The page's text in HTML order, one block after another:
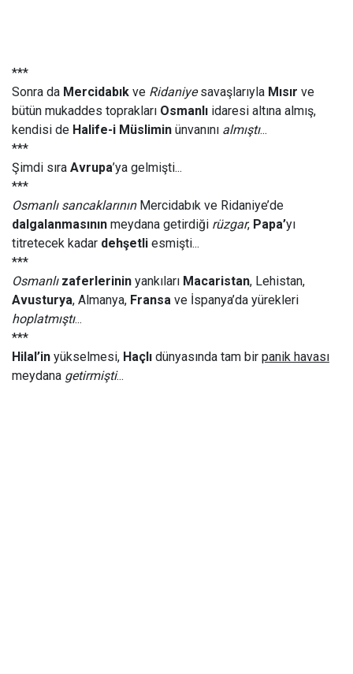
***
Sonra da Mercidabık ve Ridaniye savaşlarıyla Mısır ve
bütün mukaddes toprakları Osmanlı idaresi altına almış,
kendisi de Halife-i Müslimin ünvanını almıştı...
***
Şimdi sıra Avrupa’ya gelmişti...
***
Osmanlı sancaklarının Mercidabık ve Ridaniye’de
dalgalanmasının meydana getirdiği rüzgar, Papa’yı
titretecek kadar dehşetli esmişti...
***
Osmanlı zaferlerinin yankıları Macaristan, Lehistan,
Avusturya, Almanya, Fransa ve İspanya’da yürekleri
hoplatmıştı...
***
Hilal’in yükselmesi, Haçlı dünyasında tam bir panik havası
meydana getirmişti...